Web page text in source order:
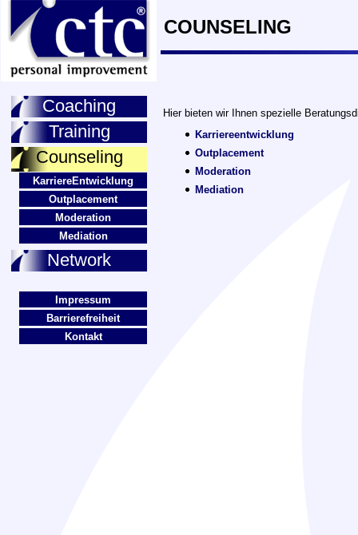
COUNSELING
Coaching
Training
Counseling
KarriereEntwicklung
Outplacement
Moderation
Mediation
Network
Impressum
Barrierefreiheit
Kontakt
Hier bieten wir Ihnen spezielle
Karriereentwicklung
Outplacement
Moderation
Mediation